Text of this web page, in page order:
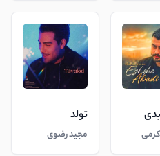
کرمی
تولد
مجید رضوی